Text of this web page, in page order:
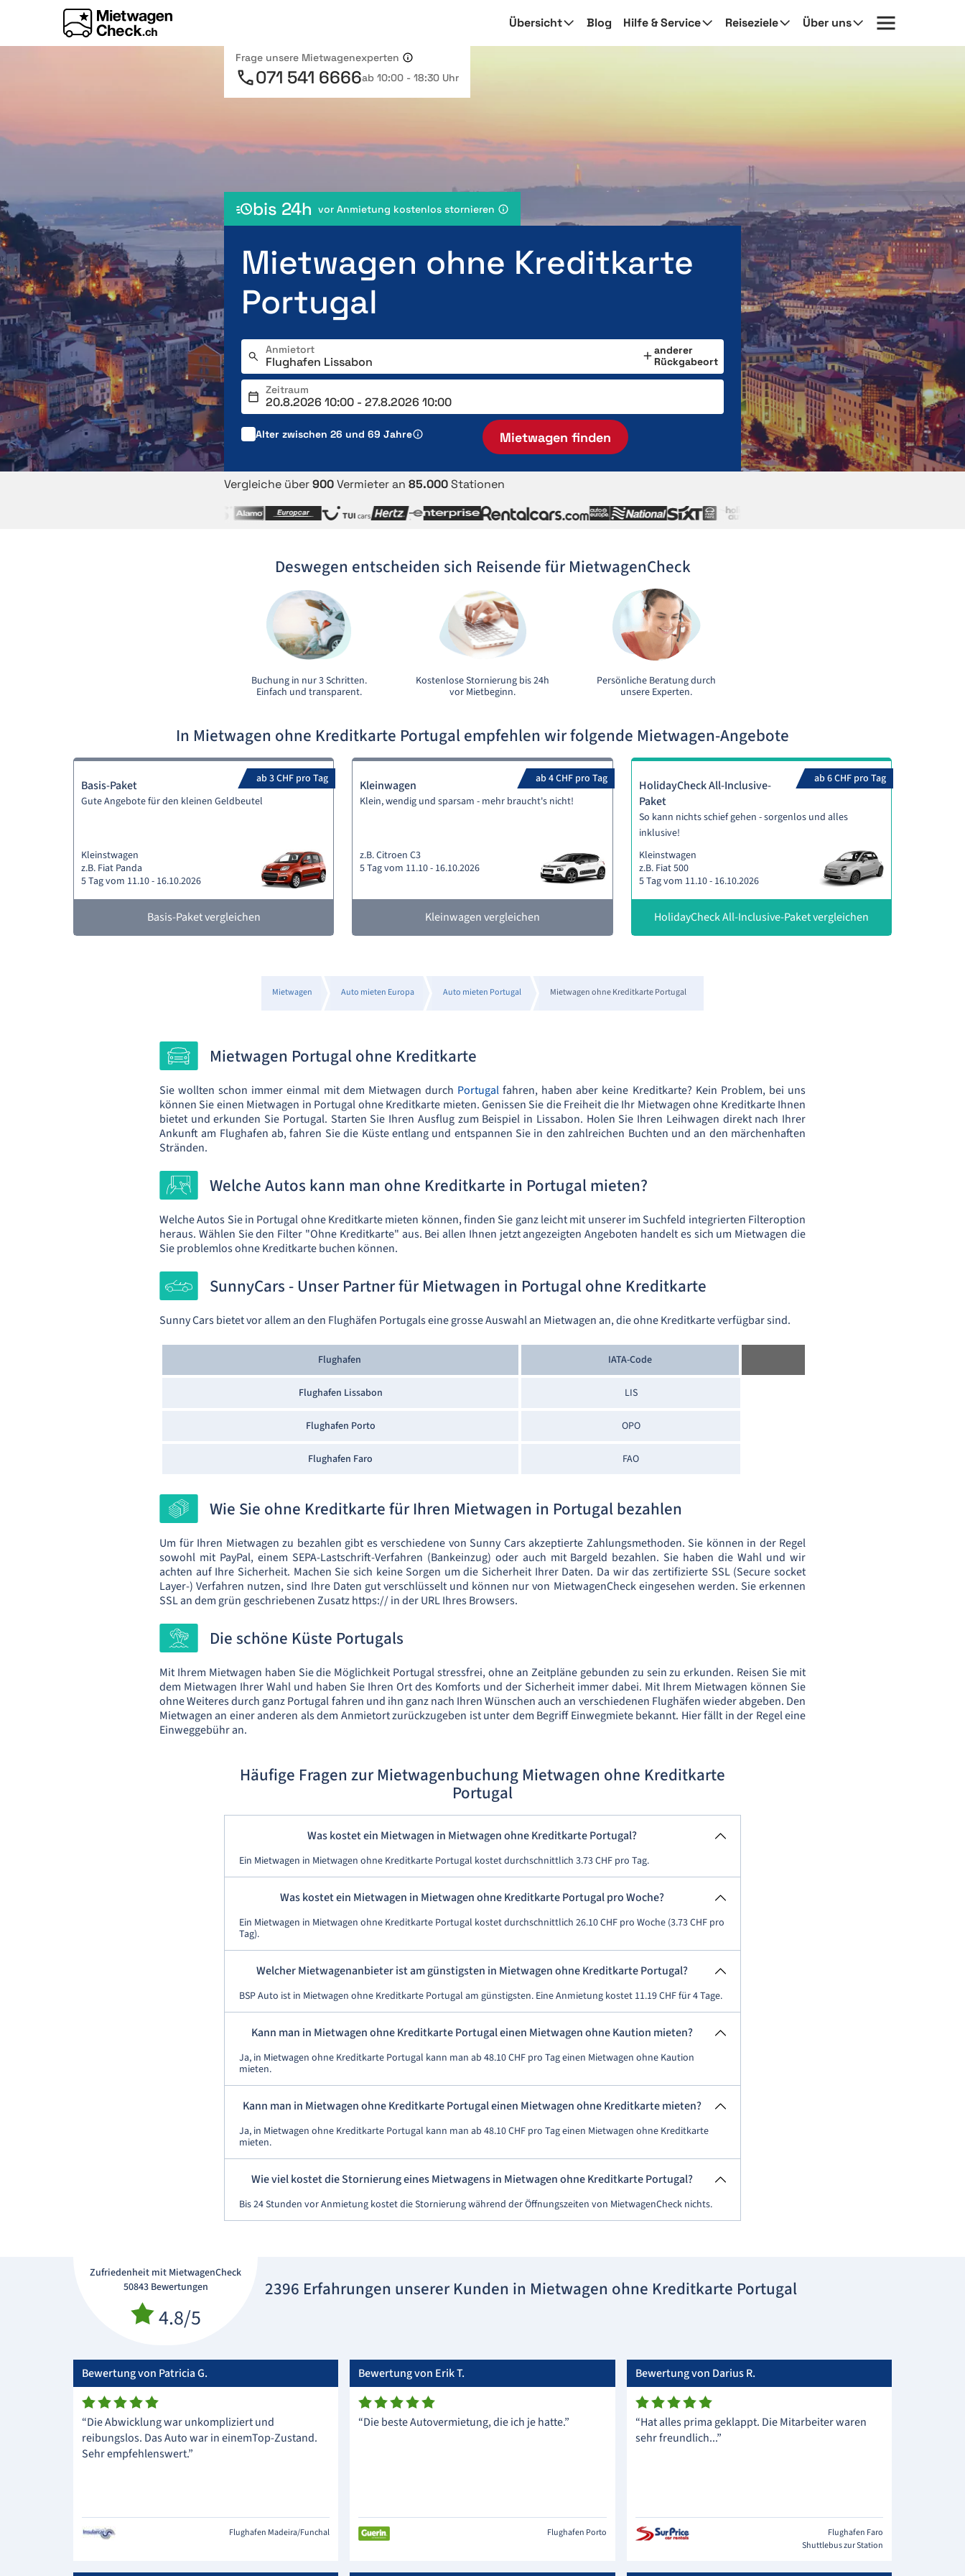
Übersicht Blog Hilfe & Service Reiseziele Über uns
Frage unsere Mietwagenexperten
071 541 6666ab 10:00 - 18:30 Uhr
bis 24h vor Anmietung kostenlos stornieren
Mietwagen ohne Kreditkarte
Portugal
Anmietort
anderer
Rückgabeort
Zeitraum
Alter zwischen 26 und 69 Jahre Mietwagen finden
Vergleiche über900Vermieter an 85.000Stationen
Deswegen entscheiden sich Reisende für MietwagenCheck
Buchung in nur 3 Schritten.
Einfach und transparent.
Kostenlose Stornierung bis 24h
vor Mietbeginn.
Persönliche Beratung durch
unsere Experten.
In Mietwagen ohne Kreditkarte Portugal empfehlen wir folgende Mietwagen-Angebote
ab 3 CHF pro Tag
Basis-Paket
Gute Angebote für den kleinen Geldbeutel
Kleinstwagen
z.B. Fiat Panda
5 Tag vom 11.10 - 16.10.2026
Basis-Paket vergleichen
ab 4 CHF pro Tag
Kleinwagen
Klein, wendig und sparsam - mehr braucht's nicht!
z.B. Citroen C3
5 Tag vom 11.10 - 16.10.2026
Kleinwagen vergleichen
ab 6 CHF pro Tag
HolidayCheck All-Inclusive-
Paket
So kann nichts schief gehen - sorgenlos und alles
inklusive!
Kleinstwagen
z.B. Fiat 500
5 Tag vom 11.10 - 16.10.2026
HolidayCheck All-Inclusive-Paket vergleichen
Mietwagen Auto mieten Europa Auto mieten Portugal Mietwagen ohne Kreditkarte Portugal
Mietwagen Portugal ohne Kreditkarte
Sie wollten schon immer einmal mit dem Mietwagen durch Portugal fahren, haben aber keine Kreditkarte? Kein Problem, bei uns
können Sie einen Mietwagen in Portugal ohne Kreditkarte mieten. Genissen Sie die Freiheit die Ihr Mietwagen ohne Kreditkarte Ihnen
bietet und erkunden Sie Portugal. Starten Sie Ihren Ausflug zum Beispiel in Lissabon. Holen Sie Ihren Leihwagen direkt nach Ihrer
Ankunft am Flughafen ab, fahren Sie die Küste entlang und entspannen Sie in den zahlreichen Buchten und an den märchenhaften
Stränden.
Welche Autos kann man ohne Kreditkarte in Portugal mieten?
Welche Autos Sie in Portugal ohne Kreditkarte mieten können, finden Sie ganz leicht mit unserer im Suchfeld integrierten Filteroption
heraus. Wählen Sie den Filter "Ohne Kreditkarte" aus. Bei allen Ihnen jetzt angezeigten Angeboten handelt es sich um Mietwagen die
Sie problemlos ohne Kreditkarte buchen können.
SunnyCars - Unser Partner für Mietwagen in Portugal ohne Kreditkarte
Sunny Cars bietet vor allem an den Flughäfen Portugals eine grosse Auswahl an Mietwagen an, die ohne Kreditkarte verfügbar sind.
Flughafen IATA-Code
Flughafen Lissabon LIS
Flughafen Porto OPO
Flughafen Faro FAO
Wie Sie ohne Kreditkarte für Ihren Mietwagen in Portugal bezahlen
Um für Ihren Mietwagen zu bezahlen gibt es verschiedene von Sunny Cars akzeptierte Zahlungsmethoden. Sie können in der Regel
sowohl mit PayPal, einem SEPA-Lastschrift-Verfahren (Bankeinzug) oder auch mit Bargeld bezahlen. Sie haben die Wahl und wir
achten auf Ihre Sicherheit. Machen Sie sich keine Sorgen um die Sicherheit Ihrer Daten. Da wir das zertifizierte SSL (Secure socket
Layer-) Verfahren nutzen, sind Ihre Daten gut verschlüsselt und können nur von MietwagenCheck eingesehen werden. Sie erkennen
SSL an dem grün geschriebenen Zusatz https:// in der URL Ihres Browsers.
Die schöne Küste Portugals
Mit Ihrem Mietwagen haben Sie die Möglichkeit Portugal stressfrei, ohne an Zeitpläne gebunden zu sein zu erkunden. Reisen Sie mit
dem Mietwagen Ihrer Wahl und haben Sie Ihren Ort des Komforts und der Sicherheit immer dabei. Mit Ihrem Mietwagen können Sie
ohne Weiteres durch ganz Portugal fahren und ihn ganz nach Ihren Wünschen auch an verschiedenen Flughäfen wieder abgeben. Den
Mietwagen an einer anderen als dem Anmietort zurückzugeben ist unter dem Begriff Einwegmiete bekannt. Hier fällt in der Regel eine
Einweggebühr an.
Häufige Fragen zur Mietwagenbuchung Mietwagen ohne Kreditkarte
Portugal
Was kostet ein Mietwagen in Mietwagen ohne Kreditkarte Portugal?
Ein Mietwagen in Mietwagen ohne Kreditkarte Portugal kostet durchschnittlich 3.73 CHF pro Tag.
Was kostet ein Mietwagen in Mietwagen ohne Kreditkarte Portugal pro Woche?
Ein Mietwagen in Mietwagen ohne Kreditkarte Portugal kostet durchschnittlich 26.10 CHF pro Woche (3.73 CHF pro
Tag).
Welcher Mietwagenanbieter ist am günstigsten in Mietwagen ohne Kreditkarte Portugal?
BSP Auto ist in Mietwagen ohne Kreditkarte Portugal am günstigsten. Eine Anmietung kostet 11.19 CHF für 4 Tage.
Kann man in Mietwagen ohne Kreditkarte Portugal einen Mietwagen ohne Kaution mieten?
Ja, in Mietwagen ohne Kreditkarte Portugal kann man ab 48.10 CHF pro Tag einen Mietwagen ohne Kaution
mieten.
Kann man in Mietwagen ohne Kreditkarte Portugal einen Mietwagen ohne Kreditkarte mieten?
Ja, in Mietwagen ohne Kreditkarte Portugal kann man ab 48.10 CHF pro Tag einen Mietwagen ohne Kreditkarte
mieten.
Wie viel kostet die Stornierung eines Mietwagens in Mietwagen ohne Kreditkarte Portugal?
Bis 24 Stunden vor Anmietung kostet die Stornierung während der Öffnungszeiten von MietwagenCheck nichts.
Zufriedenheit mit MietwagenCheck
50843 Bewertungen
4.8/5
2396 Erfahrungen unserer Kunden in Mietwagen ohne Kreditkarte Portugal
Bewertung von Patricia G.
“Die Abwicklung war unkompliziert und
reibungslos. Das Auto war in einemTop-Zustand.
Sehr empfehlenswert.”
Flughafen Madeira/Funchal
Bewertung von Erik T.
“Die beste Autovermietung, die ich je hatte.”
Flughafen Porto
Bewertung von Darius R.
“Hat alles prima geklappt. Die Mitarbeiter waren
sehr freundlich...”
Flughafen Faro
Shuttlebus zur Station